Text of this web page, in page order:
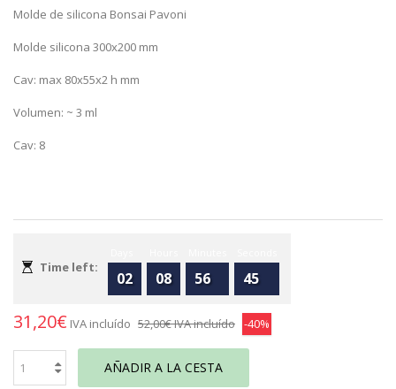
Molde de silicona Bonsai Pavoni
Molde silicona 300x200 mm
Cav: max 80x55x2 h mm
Volumen: ~ 3 ml
Cav: 8
Time left:
02 08 56 45
31,20€ IVA incluído 52,00€IVA incluído -40%
AÑADIR A LA CESTA